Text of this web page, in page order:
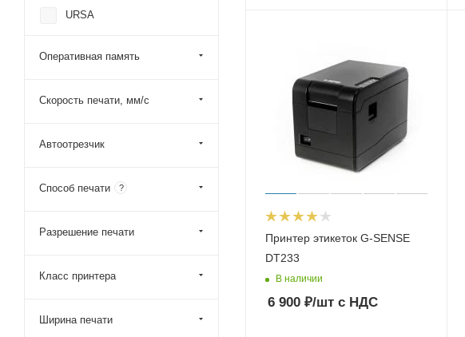
Принтер этикеток G-SENSE
DT233
В наличии
6 900 ₽/шт с НДС
URSA
Оперативная память
Скорость печати, мм/с
Автоотрезчик
Способ печати ?
Разрешение печати
Класс принтера
Ширина печати